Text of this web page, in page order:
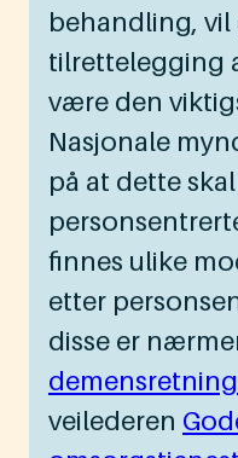
behandling,
tilrettelegging
være den
Nasjonale
på at dette
finnes ulike
etter
disse er
veilederen